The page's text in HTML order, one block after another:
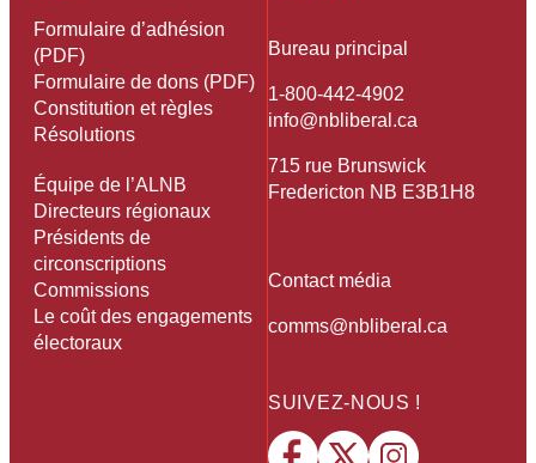
Bureau principal
1-800-442-4902
info@nbliberal.ca
715 rue Brunswick
Fredericton NB E3B1H8
Contact média
comms@nbliberal.ca
Formulaire d’adhésion
(PDF)
Formulaire de dons (PDF)
Constitution et règles
Résolutions
Équipe de l’ALNB
Directeurs régionaux
Présidents de
circonscriptions
Commissions
Le coût des engagements
électoraux
SUIVEZ-NOUS !